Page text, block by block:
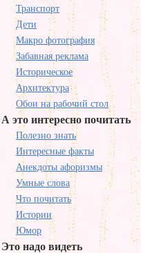
Транспорт
Дети
Макро фотография
Забавная реклама
Историческое
Архитектура
Обои на рабочий стол
А это интересно почитать
Полезно знать
Интересные факты
Анекдоты афоризмы
Умные слова
Что почитать
Истории
Юмор
Это надо видеть